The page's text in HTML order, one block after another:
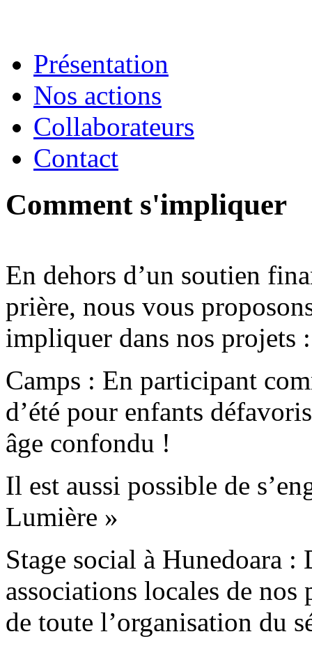
Présentation
Nos actions
Collaborateurs
Contact
Comment s'impliquer
En dehors d’un soutien
prière, nous vous
impliquer dans nos projets :
Camps : En participant
d’été pour enfants
âge confondu !
Il est aussi possible de
Lumière »
Stage social à Hunedoara :
associations locales de
de toute l’organisation du